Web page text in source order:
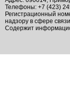
Телефоны: +7 (423)
Регистрационный
надзору в сфере
Содержит